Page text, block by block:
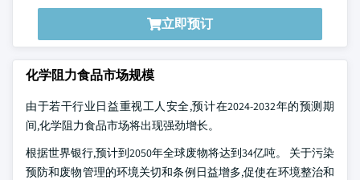
立即预订
化学阻力食品市场规模
由于若干行业日益重视工人安全,预计在2024-2032年的预测期
间,化学阻力食品市场将出现强劲增长。
根据世界银行,预计到2050年全球废物将达到34亿吨。 关于污染
预防和废物管理的环境关切和条例日益增多,促使在环境整治和